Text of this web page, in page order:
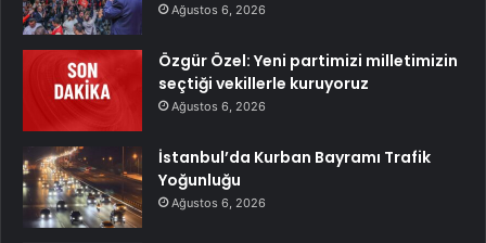
Ağustos 6, 2026
Özgür Özel: Yeni partimizi milletimizin
seçtiği vekillerle kuruyoruz
Ağustos 6, 2026
İstanbul’da Kurban Bayramı Trafik
Yoğunluğu
Ağustos 6, 2026